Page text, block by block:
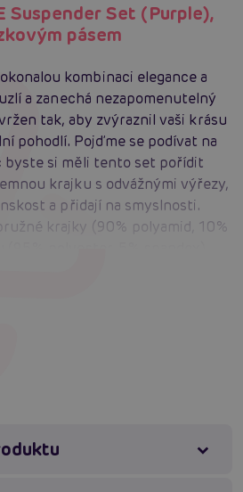
Suspender Set (Purple),
pásem
kombinaci elegance a
a zanechá nezapomenutelný
tak, aby zvýraznil vaši krásu
pohodlí. Pojďme se podívat na
byste si měli tento set pořídit
krajku s odvážnými výřezy,
a přidají na smyslnosti.
krajky (90% polyamid, 10%
aby byl pohodlný i při delším
zajišťují, že set perfektně
a výřezy v krajce dodávají na
pro vašeho partnera.